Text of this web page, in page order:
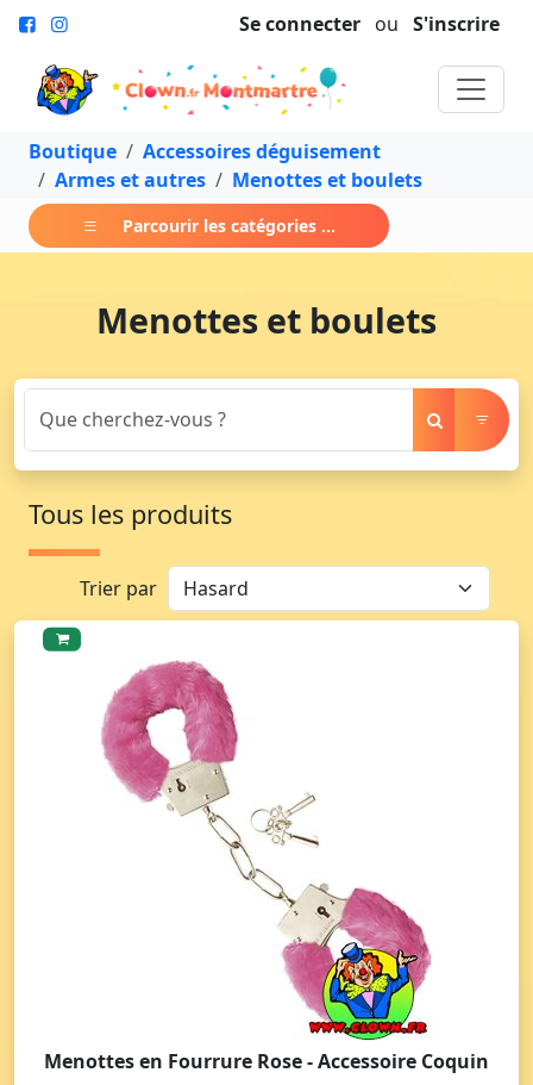
Se connecter ou S'inscrire
Boutique
Accessoires déguisement
Armes et autres
Menottes et boulets
Parcourir les catégories ...
Menottes et boulets
Tous les produits
Trier par
Menottes en Fourrure Rose - Accessoire Coquin